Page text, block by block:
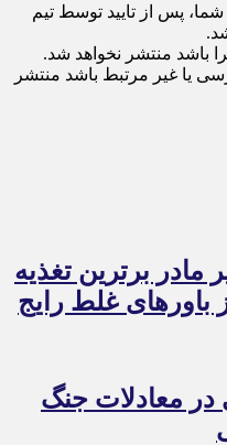
پس از تایید توسط تیم
باشد منتشر نخواهد شد.
یا غیر مرتبط باشد منتشر
برترین تغذیه
باورهای غلط رایج
تاثیری در معادلات جنگ